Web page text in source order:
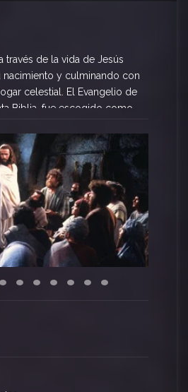
través de la vida de Jesús
y culminando con
celestial. El Evangelio de
Biblia, fue escogido como
preparación
en Israel en los lugares
cabo los hechos reales en el
son emocionantes y
sus milagros.